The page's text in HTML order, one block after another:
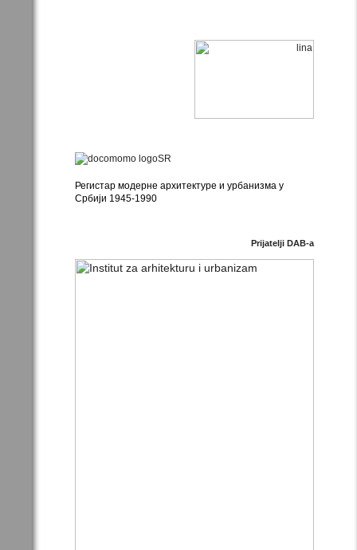
Регистар модерне архитектуре и урбанизма у
Србији 1945-1990
Prijatelji DAB-a